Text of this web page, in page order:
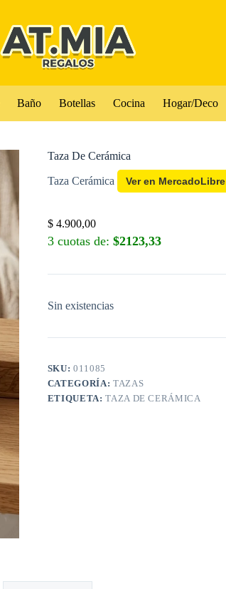
Baño Botellas Cocina Hogar/Deco
Taza De Cerámica
Taza Cerámica Ver en MercadoLibre
$4.900,00
3 cuotas de: $2123,33
Sin existencias
SKU:011085
CATEGORÍA: TAZAS
ETIQUETA:TAZA DE CERÁMICA